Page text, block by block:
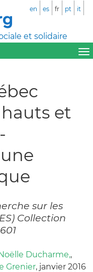
et solidaire
en es fr pt it
hauts et
sur les
Collection
Ducharme,,
Grenier, janvier 2016